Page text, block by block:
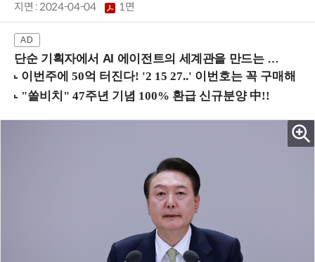
지면 :2024-04-04 1면
단순 기획자에서 AI 에이전트의 세계관을 만드는 지식 설계자로.. (8/20 강남역)